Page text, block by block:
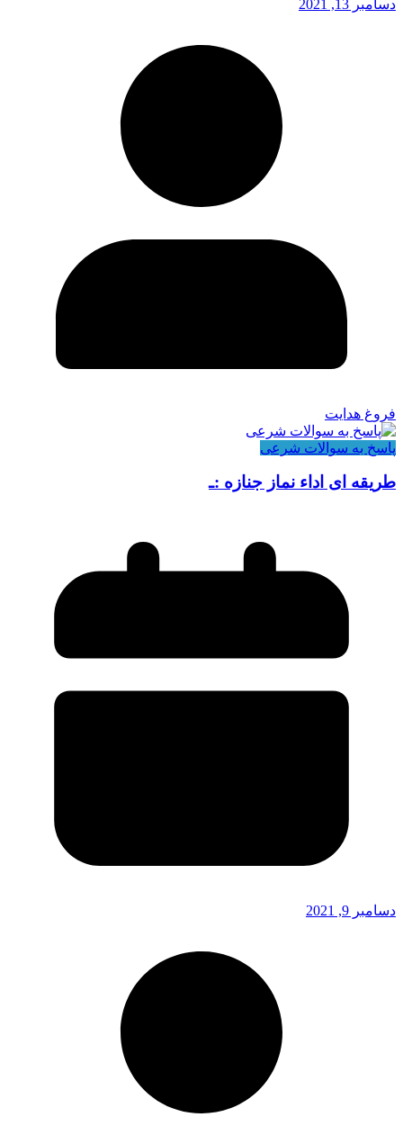
دسامبر 13, 2021
فروغ هدایت
پاسخ به سوالات شرعی
طریقه ای اداء نماز جنازه :ـ
دسامبر 9, 2021